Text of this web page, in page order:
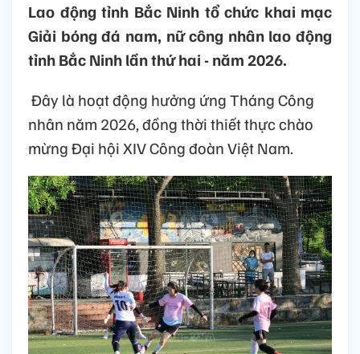
Lao động tỉnh Bắc Ninh tổ chức khai mạc
Giải bóng đá nam, nữ công nhân lao động
tỉnh Bắc Ninh lần thứ hai - năm 2026.
Đây là hoạt động hưởng ứng Tháng Công
nhân năm 2026, đồng thời thiết thực chào
mừng Đại hội XIV Công đoàn Việt Nam.